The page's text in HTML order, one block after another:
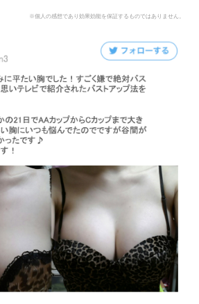
※個人の感想であり効果効能を保証するものではありません。